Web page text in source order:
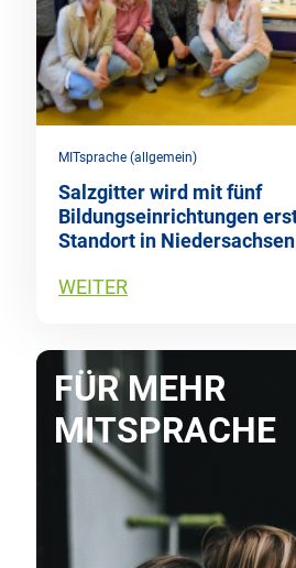
MITsprache (allgemein)
Salzgitter wird mit fünf
Bildungseinrichtungen
Standort in Niedersachsen
WEITER
FÜR MEHR
MITSPRACHE